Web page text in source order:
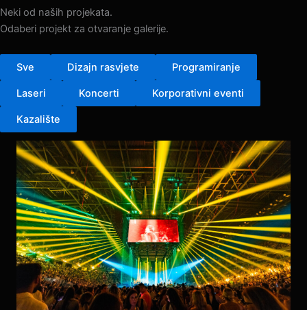
Neki od naših projekata.
Odaberi projekt za otvaranje galerije.
Sve Dizajn rasvjete Programiranje
Laseri Koncerti Korporativni eventi
Kazalište